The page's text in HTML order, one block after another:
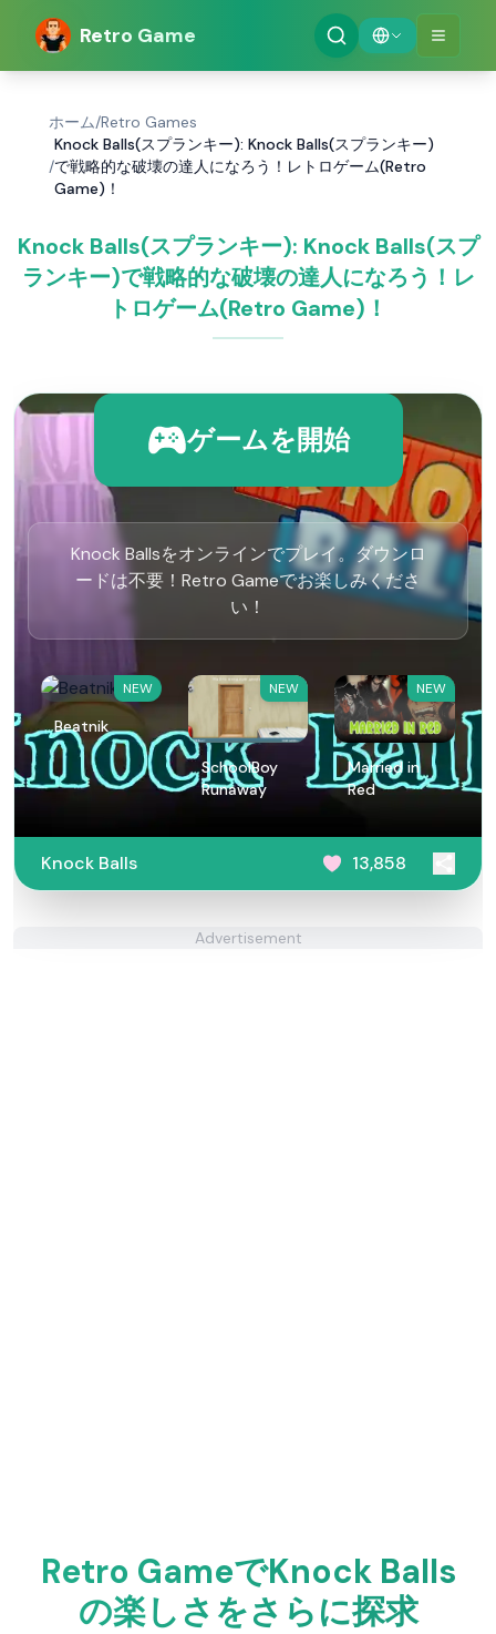
Retro Game
ホーム/Retro Games
/
Knock Balls(スプランキー): Knock Balls(スプランキー)
で戦略的な破壊の達人になろう！レトロゲーム(Retro
Game)！
Knock Balls(スプランキー): Knock Balls(スプ
ランキー)で戦略的な破壊の達人になろう！レ
トロゲーム(Retro Game)！
ゲームを開始
Knock Ballsをオンラインでプレイ。ダウンロ
ードは不要！Retro Gameでお楽しみくださ
い！
NEW
Beatnik
NEW
SchoolBoy
Runaway
NEW
Married in
Red
Knock Balls 13,858
Advertisement
Retro GameでKnock Balls
の楽しさをさらに探求